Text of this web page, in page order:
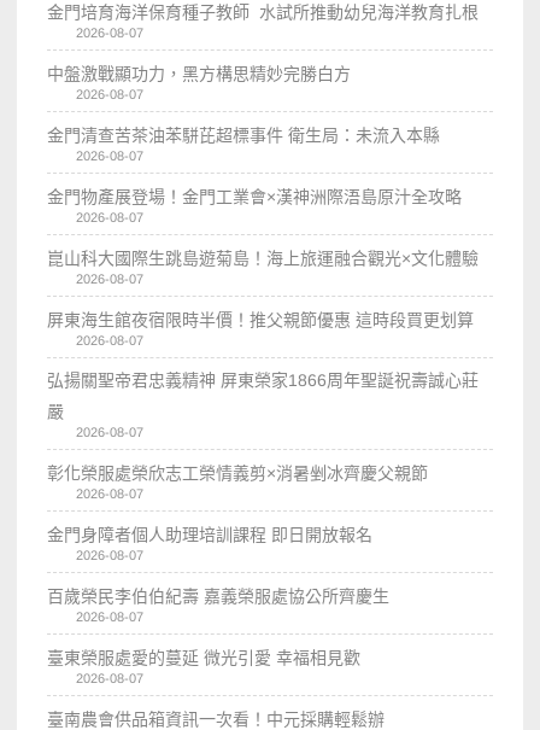
金門培育海洋保育種子教師 水試所推動幼兒海洋教育扎根
2026-08-07
中盤激戰顯功力，黑方構思精妙完勝白方
2026-08-07
金門清查苦茶油苯駢芘超標事件 衛生局：未流入本縣
2026-08-07
金門物產展登場！金門工業會×漢神洲際浯島原汁全攻略
2026-08-07
崑山科大國際生跳島遊菊島！海上旅運融合觀光×文化體驗
2026-08-07
屏東海生館夜宿限時半價！推父親節優惠 這時段買更划算
2026-08-07
弘揚關聖帝君忠義精神 屏東榮家1866周年聖誕祝壽誠心莊
嚴
2026-08-07
彰化榮服處榮欣志工榮情義剪×消暑剉冰齊慶父親節
2026-08-07
金門身障者個人助理培訓課程 即日開放報名
2026-08-07
百歲榮民李伯伯紀壽 嘉義榮服處協公所齊慶生
2026-08-07
臺東榮服處愛的蔓延 微光引愛 幸福相見歡
2026-08-07
臺南農會供品箱資訊一次看！中元採購輕鬆辦